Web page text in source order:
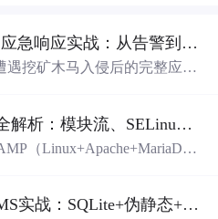
Linux服务器挖矿木马应急响应实战：从告警到根因定位的完整排查指南
挖矿木马入侵后的完整应急
、漏洞修复与系统加固。强
失陷三大原则，并提供Rootk
CentOS 8 LAMP部署全解析：模块流、SELinux与认证机制实战
（Linux+Apache+MariaDB
默认socket认证与密码认证
虚拟主机部署PbootCMS实战：SQLite+伪静态+Session全适配指南